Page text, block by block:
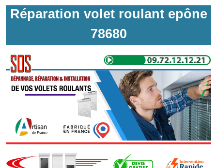
Réparation volet roulant epône
78680